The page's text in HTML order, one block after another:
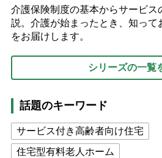
介護保険制度の基本からサービス
説。介護が始まったとき、知って
をお届けします。
シリーズの一覧
話題のキーワード
サービス付き高齢者向け住宅
住宅型有料老人ホーム